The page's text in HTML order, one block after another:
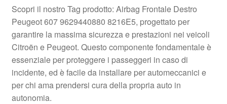
Il mio account
Pagamenti
Politica sulla riservatezza
Procedura di Reclamo
Scopri il nostro Tag prodotto: Airbag Frontale Destro
Peugeot 607 9629440880 8216E5, progettato per
garantire la massima sicurezza e prestazioni nei veicoli
Citroën e Peugeot. Questo componente fondamentale è
essenziale per proteggere i passeggeri in caso di
incidente, ed è facile da installare per automeccanici e
per chi ama prendersi cura della propria auto in
autonomia.